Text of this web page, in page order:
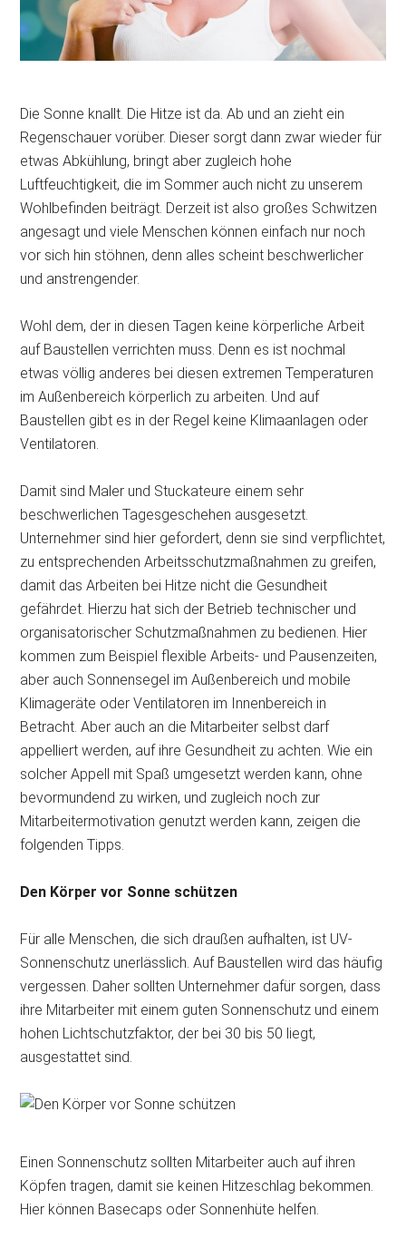
Die Sonne knallt. Die Hitze ist da. Ab und an zieht ein
Regenschauer vorüber. Dieser sorgt dann zwar wieder für
etwas Abkühlung, bringt aber zugleich hohe
Luftfeuchtigkeit, die im Sommer auch nicht zu unserem
Wohlbefinden beiträgt. Derzeit ist also großes Schwitzen
angesagt und viele Menschen können einfach nur noch
vor sich hin stöhnen, denn alles scheint beschwerlicher
und anstrengender.
Wohl dem, der in diesen Tagen keine körperliche Arbeit
auf Baustellen verrichten muss. Denn es ist nochmal
etwas völlig anderes bei diesen extremen Temperaturen
im Außenbereich körperlich zu arbeiten. Und auf
Baustellen gibt es in der Regel keine Klimaanlagen oder
Ventilatoren.
Damit sind Maler und Stuckateure einem sehr
beschwerlichen Tagesgeschehen ausgesetzt.
Unternehmer sind hier gefordert, denn sie sind verpflichtet,
zu entsprechenden Arbeitsschutzmaßnahmen zu greifen,
damit das Arbeiten bei Hitze nicht die Gesundheit
gefährdet. Hierzu hat sich der Betrieb technischer und
organisatorischer Schutzmaßnahmen zu bedienen. Hier
kommen zum Beispiel flexible Arbeits- und Pausenzeiten,
aber auch Sonnensegel im Außenbereich und mobile
Klimageräte oder Ventilatoren im Innenbereich in
Betracht. Aber auch an die Mitarbeiter selbst darf
appelliert werden, auf ihre Gesundheit zu achten. Wie ein
solcher Appell mit Spaß umgesetzt werden kann, ohne
bevormundend zu wirken, und zugleich noch zur
Mitarbeitermotivation genutzt werden kann, zeigen die
folgenden Tipps.
Den Körper vor Sonne schützen
Für alle Menschen, die sich draußen aufhalten, ist UV-
Sonnenschutz unerlässlich. Auf Baustellen wird das häufig
vergessen. Daher sollten Unternehmer dafür sorgen, dass
ihre Mitarbeiter mit einem guten Sonnenschutz und einem
hohen Lichtschutzfaktor, der bei 30 bis 50 liegt,
ausgestattet sind.
Einen Sonnenschutz sollten Mitarbeiter auch auf ihren
Köpfen tragen, damit sie keinen Hitzeschlag bekommen.
Hier können Basecaps oder Sonnenhüte helfen.